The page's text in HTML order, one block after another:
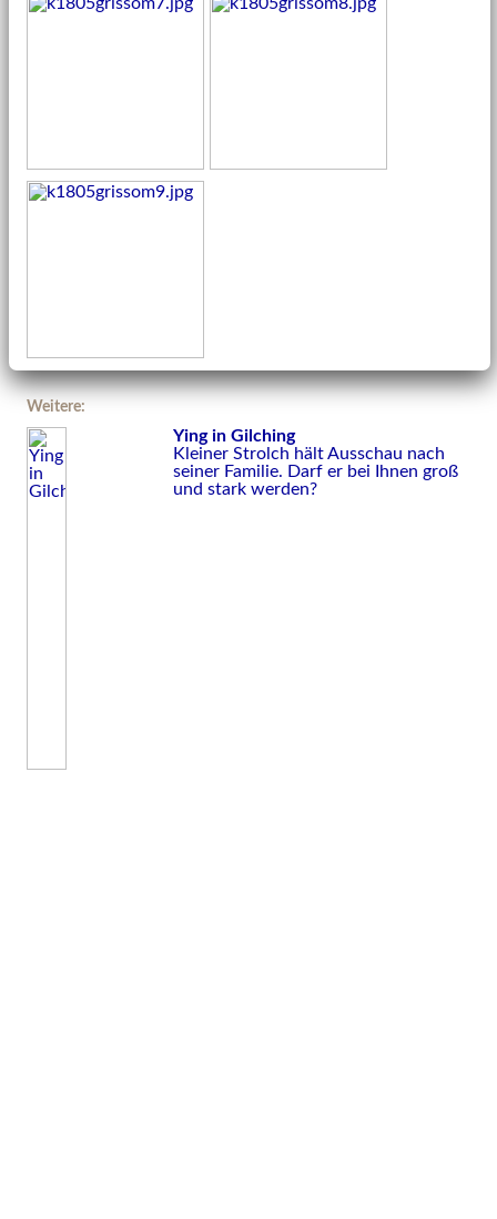
Weitere:
Ying in Gilching
Kleiner Strolch hält Ausschau nach
seiner Familie. Darf er bei Ihnen groß
und stark werden?